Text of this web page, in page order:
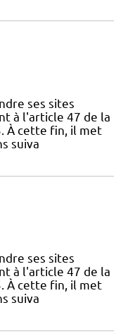
ses sites
à l'article 47 de la
À cette fin, il met
suiva
ses sites
à l'article 47 de la
À cette fin, il met
suiva